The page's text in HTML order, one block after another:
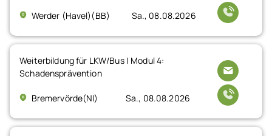
Werder (Havel)(BB) Sa., 08.08.2026
Weiterbildung für LKW/Bus | Modul 4:
Schadensprävention
Bremervörde(NI) Sa., 08.08.2026